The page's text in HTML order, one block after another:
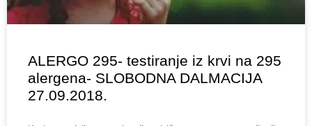
ALERGO 295- testiranje iz krvi na 295
alergena- SLOBODNA DALMACIJA
27.09.2018.